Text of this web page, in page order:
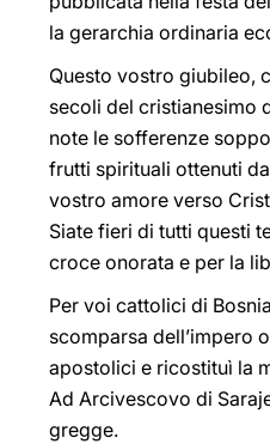
la gerarchia ordinaria
Questo vostro giubileo,
secoli del cristianesimo
note le sofferenze
frutti spirituali ottenuti
vostro amore verso
Siate fieri di tutti questi
croce onorata e per la
Per voi cattolici di
scomparsa dell’impero
apostolici e ricostituì la
Ad Arcivescovo di
gregge.